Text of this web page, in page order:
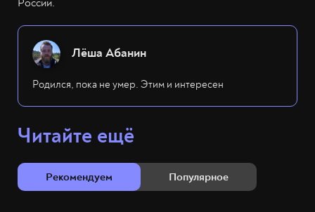
Лёша Абанин
Родился, пока не умер. Этим и интересен
Читайте ещё
Рекомендуем Популярное